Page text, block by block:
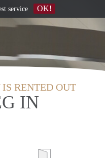
RENTED OUT
IN
service OK!